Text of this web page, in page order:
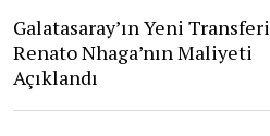
Galatasaray’ın Yeni Transferi
Renato Nhaga’nın Maliyeti
Açıklandı